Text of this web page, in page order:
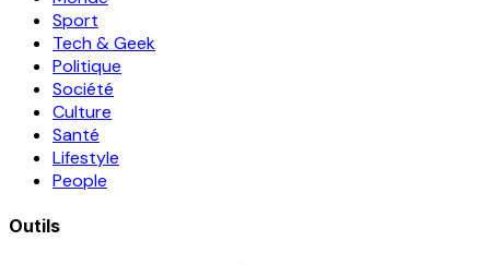
Sport
Tech & Geek
Politique
Société
Culture
Santé
Lifestyle
People
Outils